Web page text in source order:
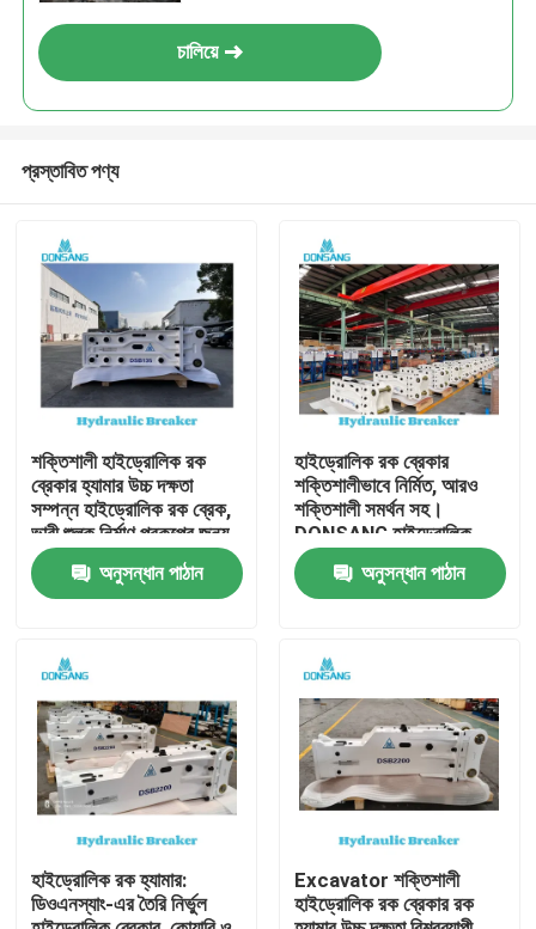
বাড়ি
VR প্রদর্শন
চালিয়ে
প্রস্তাবিত পণ্য
শক্তিশালী হাইড্রোলিক রক
ব্রেকার হ্যামার উচ্চ দক্ষতা
সম্পন্ন হাইড্রোলিক রক ব্রেক,
ভারী শুল্ক নির্মাণ প্রকল্পের জন্য,
পাথর ভাঙ্গা থেকে পুনর্ব্যবহার
পর্যন্ত DONSANG বহুমুখী
হাইড্রোলিক ব্রেকার, OEM
অনুসন্ধান পাঠান
হাইড্রোলিক রক ব্রেকার
শক্তিশালীভাবে নির্মিত, আরও
শক্তিশালী সমর্থন সহ।
DONSANG হাইড্রোলিক
ব্রেকার, ২৪/৭ বিশেষজ্ঞ সহায়তা
সহ। হাইড্রোলিক রক হ্যামার
অ্যাটাচমেন্ট, নির্মাণ যন্ত্রাংশ
অনুসন্ধান পাঠান
হাইড্রোলিক রক হ্যামার:
ডিওএনস্যাং-এর তৈরি নির্ভুল
Excavator শক্তিশালী
হাইড্রোলিক রক ব্রেকার রক